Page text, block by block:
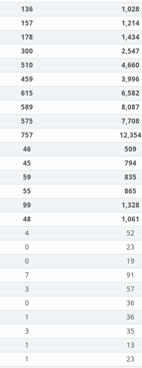
136 1,028
157 1,214
178 1,434
300 2,547
510 4,660
459 3,996
615 6,582
589 8,087
575 7,708
757 12,354
46 509
45 794
59 835
55 865
99 1,328
48 1,061
4 52
0 23
0 19
7 91
3 57
0 36
1 36
3 35
1 13
1 23